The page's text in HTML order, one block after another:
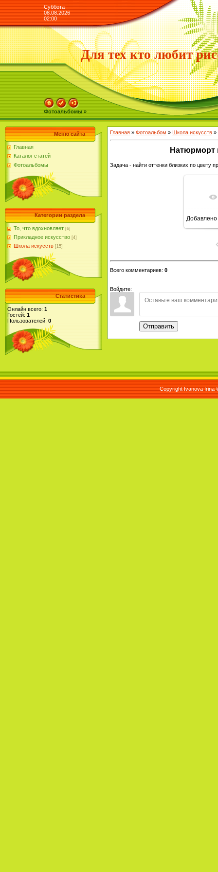
Суббота
08.08.2026
02:00
Для тех кто любит
Фотоальбомы »
Меню сайта
Главная
Каталог статей
Фотоальбомы
Категории раздела
То, что вдохновляет [6]
Прикладное искусство [4]
Школа искусств [15]
Статистика
Онлайн всего: 1
Гостей: 1
Пользователей: 0
Главная » Фотоальбом » Школа искусств »
Натюрморт
Задача - найти оттенки близких по цвету
Добавлено
Всего комментариев: 0
Войдите:
Отправить
Copyright Ivanova Irina